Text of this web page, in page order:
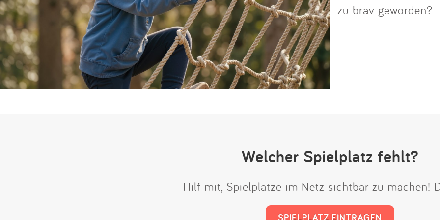
zu brav geworden?
Welcher Spielplatz fehlt?
Hilf mit, Spielplätze im Netz sichtbar zu machen!
SPIELPLATZ EINTRAGEN